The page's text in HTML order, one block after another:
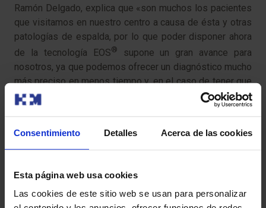
Consentimiento Detalles Acerca de las cookies
Esta página web usa cookies
Las cookies de este sitio web se usan para personalizar
Ramón Delgado, explica que «son muchos los pacientes
que visitamos en nuestro centro a causa de ésta y otras
patologías de espalda, por lo que poder disponer ahora
de la tecnología EOS®
supone un gran avance para
nosotros, ya que podemos ofrecer un diagnóstico mucho
más preciso en menos tiempo y, en el caso de tener que
llevar a cabo un tratamiento, podemos hacer un
seguimiento más riguroso, pues los niños reciben mucha
Imágenes en 3D